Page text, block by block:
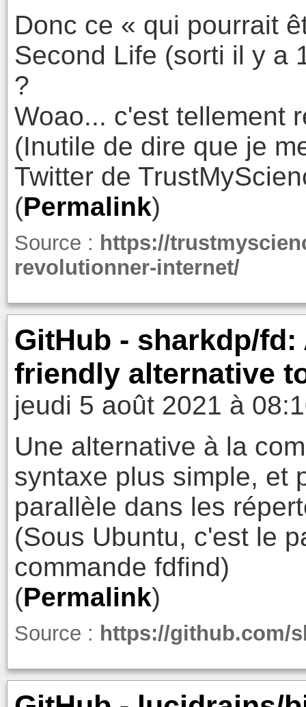
Donc ce « qui pourrait
Second Life (sorti il y a
?
Woao... c'est tellement
(Inutile de dire que je
Twitter de
(Permalink)
Source : https://
revolutionner-internet/
GitHub - sharkdp/
friendly alternative
jeudi 5 août 2021 à
Une alternative à la
syntaxe plus simple, et
parallèle dans les
(Sous Ubuntu, c'est le
commande fdfind)
(Permalink)
Source : https://github.com/